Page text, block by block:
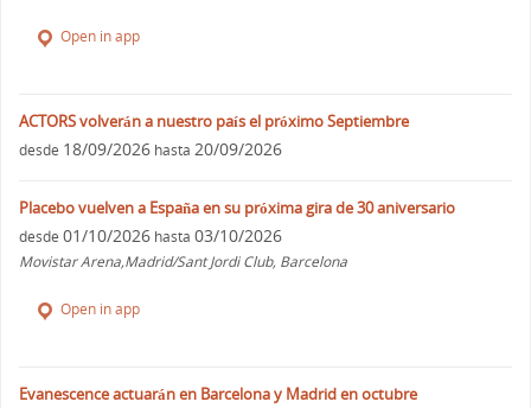
Open in app
ACTORS volverán a nuestro país el próximo Septiembre
desde 18/09/2026 hasta 20/09/2026
Placebo vuelven a España en su próxima gira de 30 aniversario
desde 01/10/2026 hasta 03/10/2026
Movistar Arena,Madrid/Sant Jordi Club, Barcelona
Open in app
Evanescence actuarán en Barcelona y Madrid en octubre